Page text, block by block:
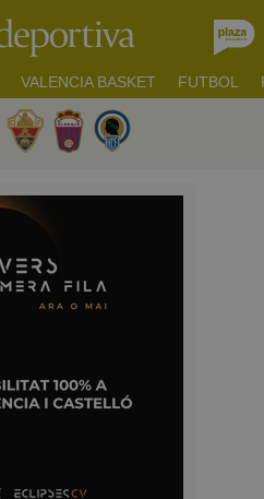
VALENCIA BASKET FUTBOL